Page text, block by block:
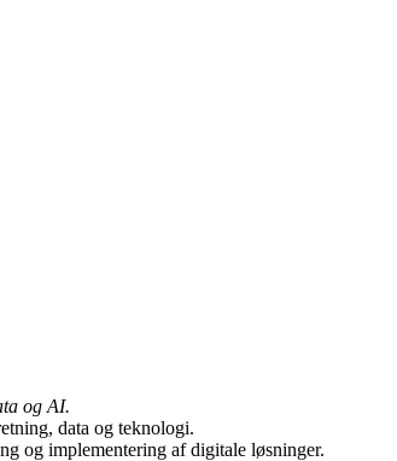
og AI.
data og teknologi.
og implementering af digitale løsninger.